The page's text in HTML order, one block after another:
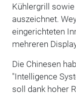
Kühlergrill
auszeichnet.
eingerichteten
mehreren
Die Chinesen
"Intelligence
soll dank hoher